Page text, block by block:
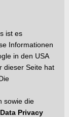
ist es
Informationen
in den USA
dieser Seite hat
sowie die
Privacy